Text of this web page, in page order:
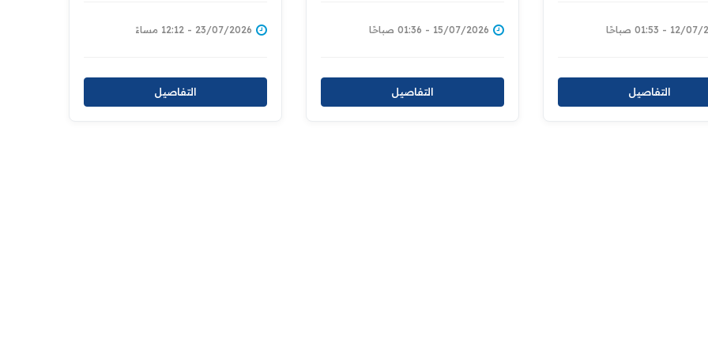
23/07/2026 - 12:12 مساءً
التفاصيل
15/07/2026 - 01:36 صباحًا
التفاصيل
لهم
- 01:53 صباحًا
التفاصيل